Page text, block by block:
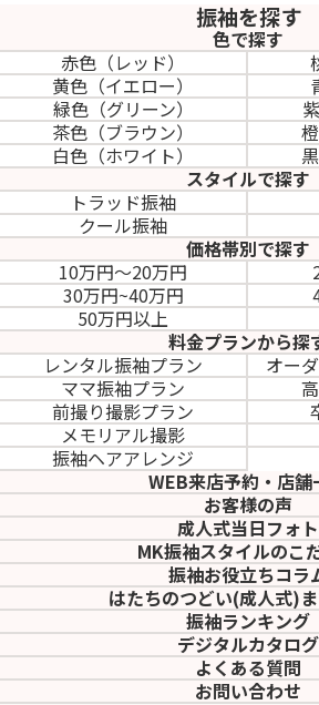
振袖を探す
色で探す
赤色（レッド）
黄色（イエロー）
緑色（グリーン）
茶色（ブラウン）
白色（ホワイト）
スタイルで探す
トラッド振袖
クール振袖
価格帯別で探す
10万円～20万円
30万円~40万円
50万円以上
料金プランから探
レンタル振袖プラン
オー
ママ振袖プラン
前撮り撮影プラン
メモリアル撮影
振袖ヘアアレンジ
WEB来店予約・店舗
お客様の声
成人式当日フォト
MK振袖スタイルのこ
振袖お役立ちコラ
はたちのつどい(成人式)
振袖ランキング
デジタルカタログ
よくある質問
お問い合わせ